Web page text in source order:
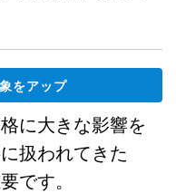
をアップ
に大きな影響を
扱われてきた
です。